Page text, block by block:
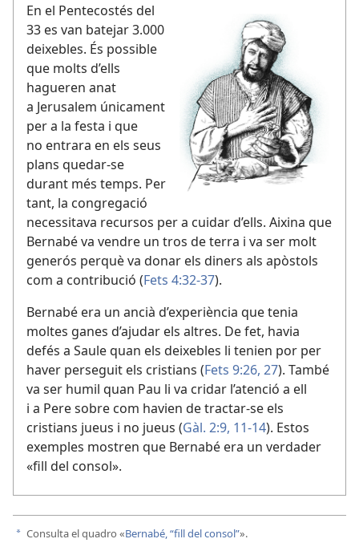
En el Pentecostés del
33 es van batejar 3.000
deixebles. És possible
que molts d’ells
hagueren anat
a Jerusalem únicament
per a la festa i que
no entrara en els seus
plans quedar-se
durant més temps. Per
tant, la congregació
necessitava recursos per a cuidar d’ells. Aixina que
Bernabé va vendre un tros de terra i va ser molt
generós perquè va donar els diners als apòstols
com a contribució (Fets 4:32-37).
Bernabé era un ancià d’experiència que tenia
moltes ganes d’ajudar els altres. De fet, havia
defés a Saule quan els deixebles li tenien por per
haver perseguit els cristians (Fets 9:26, 27). També
va ser humil quan Pau li va cridar l’atenció a ell
i a Pere sobre com havien de tractar-se els
cristians jueus i no jueus (Gàl. 2:9, 11-14). Estos
exemples mostren que Bernabé era un verdader
«fill del consol».
a Consulta el quadro «Bernabé, “fill del consol”».